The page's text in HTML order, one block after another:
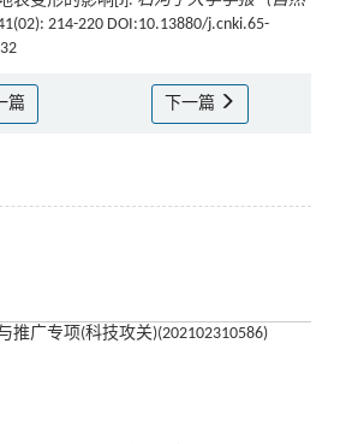
214-220 DOI:10.13880/j.cnki.65-
篇 下一篇
推广专项(科技攻关)(202102310586)